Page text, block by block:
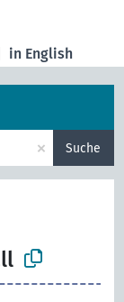
in English
× Suche